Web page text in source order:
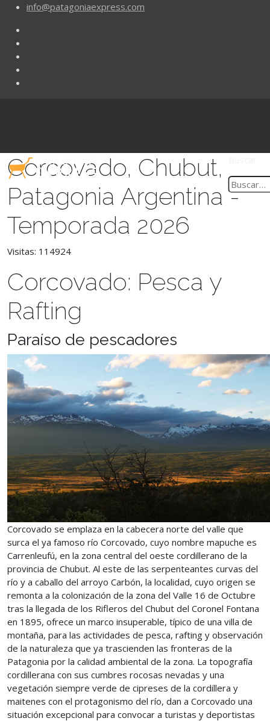
info@patagoniaexpress.com
Corcovado, Chubut,
Patagonia Argentina -
Temporada 2026
Visitas: 114924
Corcovado: Pesca y
Rafting
Paraíso de pescadores
Corcovado se emplaza en la cabecera norte del valle que
surca el ya famoso río Corcovado, cuyo nombre mapuche es
Carrenleufú, en la zona central del oeste cordillerano de la
provincia de Chubut. Al este de las serpenteantes curvas del
río y a caballo del arroyo Carbón, la localidad, cuyo origen se
remonta a la colonización de la zona del Valle 16 de Octubre
tras la llegada de los Rifleros del Chubut del Coronel Fontana
en 1895, ofrece un marco insuperable, típico de una villa de
montaña, para las actividades de pesca, rafting y observación
de la naturaleza que ya trascienden las fronteras de la
Patagonia por la calidad ambiental de la zona. La topografía
cordillerana con sus cumbres rocosas nevadas y una
vegetación siempre verde de cipreses de la cordillera y
maitenes con el protagonismo del río, dan a Corcovado una
situación excepcional para convocar a turistas y deportistas